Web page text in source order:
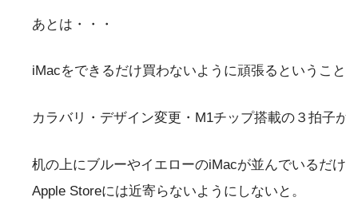
あとは・・・
iMacをできるだけ買わないように頑張るということ
カラバリ・デザイン変更・M1チップ搭載の３拍子
机の上にブルーやイエローのiMacが並んでいるだ
Apple Storeには近寄らないようにしないと。